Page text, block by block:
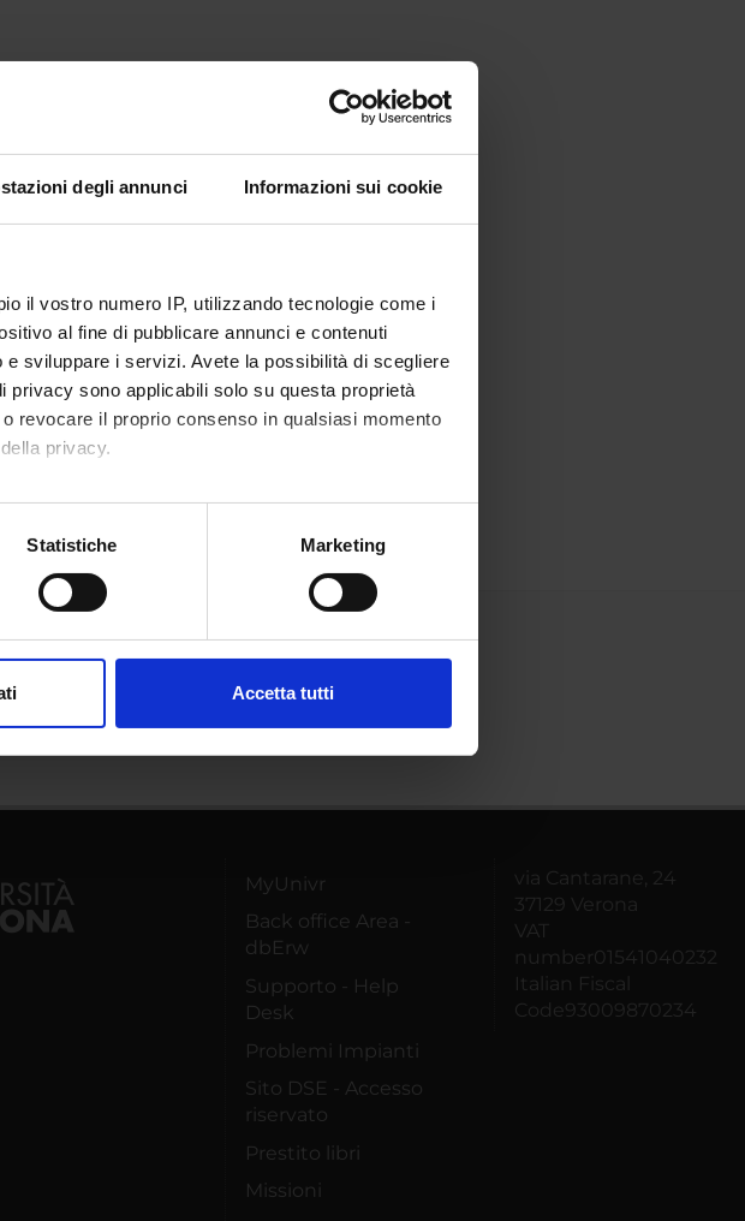
degli annunci Informazioni sui cookie
il vostro numero IP, utilizzando tecnologie come i
al fine di pubblicare annunci e contenuti
sviluppare i servizi. Avete la possibilità di scegliere
sono applicabili solo su questa proprietà
revocare il proprio consenso in qualsiasi momento
privacy.
di qualche metro,
sui cookie.
Statistiche Marketing
Accetta tutti
MyUnivr
Back office Area -
dbErw
Supporto - Help
Desk
Problemi Impianti
Sito DSE - Accesso
riservato
Prestito libri
Missioni
via Cantarane, 24
37129 Verona
VAT
number01541040232
Italian Fiscal
Code93009870234